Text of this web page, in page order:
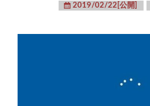
2019/02/22[公開]